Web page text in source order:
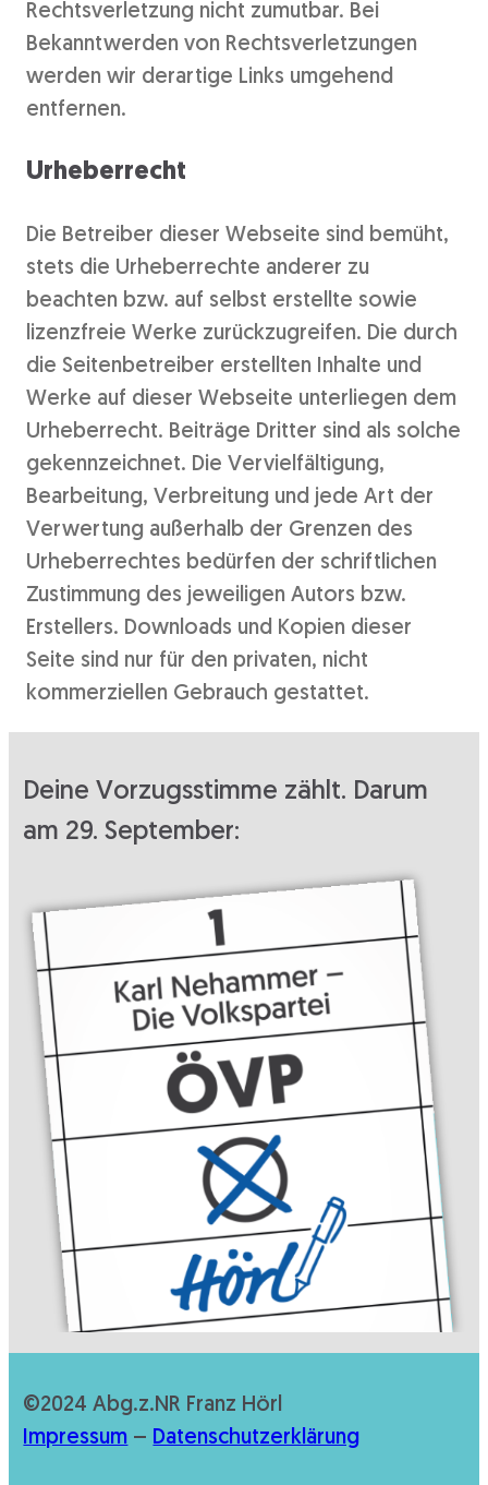
Rechtsverletzung nicht zumutbar. Bei
Bekanntwerden von Rechtsverletzungen
werden wir derartige Links umgehend
entfernen.
Urheberrecht
Die Betreiber dieser Webseite sind bemüht,
stets die Urheberrechte anderer zu
beachten bzw. auf selbst erstellte sowie
lizenzfreie Werke zurückzugreifen. Die durch
die Seitenbetreiber erstellten Inhalte und
Werke auf dieser Webseite unterliegen dem
Urheberrecht. Beiträge Dritter sind als solche
gekennzeichnet. Die Vervielfältigung,
Bearbeitung, Verbreitung und jede Art der
Verwertung außerhalb der Grenzen des
Urheberrechtes bedürfen der schriftlichen
Zustimmung des jeweiligen Autors bzw.
Erstellers. Downloads und Kopien dieser
Seite sind nur für den privaten, nicht
kommerziellen Gebrauch gestattet.
Deine Vorzugsstimme zählt. Darum
am 29. September:
©2024 Abg.z.NR Franz Hörl
Impressum – Datenschutzerklärung